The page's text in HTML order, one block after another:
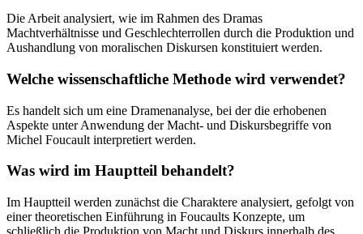
Die Arbeit analysiert, wie im Rahmen des Dramas
Machtverhältnisse und Geschlechterrollen durch die Produktion und
Aushandlung von moralischen Diskursen konstituiert werden.
Welche wissenschaftliche Methode wird verwendet?
Es handelt sich um eine Dramenanalyse, bei der die erhobenen
Aspekte unter Anwendung der Macht- und Diskursbegriffe von
Michel Foucault interpretiert werden.
Was wird im Hauptteil behandelt?
Im Hauptteil werden zunächst die Charaktere analysiert, gefolgt von
einer theoretischen Einführung in Foucaults Konzepte, um
schließlich die Produktion von Macht und Diskurs innerhalb des